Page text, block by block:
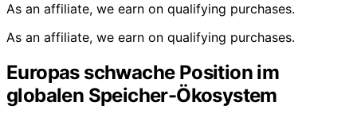
As an affiliate, we earn on qualifying purchases.
As an affiliate, we earn on qualifying purchases.
Europas schwache Position im
globalen Speicher-Ökosystem